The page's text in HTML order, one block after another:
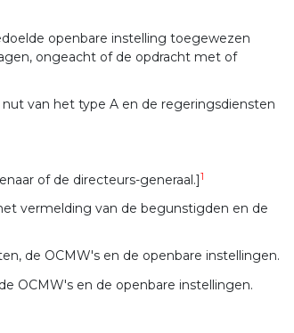
openbare instelling toegewezen
ongeacht of de opdracht met of
van het type A en de regeringsdiensten
of de directeurs-generaal.]1
vermelding van de begunstigden en de
de OCMW's en de openbare instellingen.
OCMW's en de openbare instellingen.